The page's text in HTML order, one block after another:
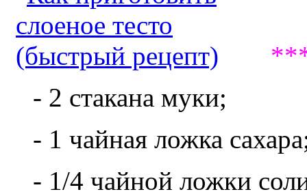
- 2 стакана муки;
- 1 чайная ложка
- 1/4 чайной ложки